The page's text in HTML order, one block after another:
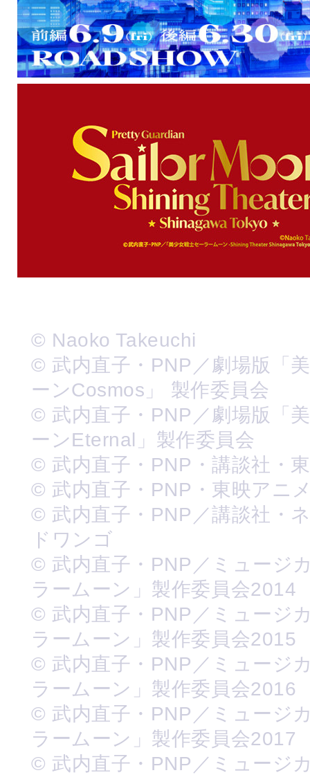
© Naoko Takeuchi
© 武内直子・PNP／劇場版「
ーンCosmos」 製作委員会
© 武内直子・PNP／劇場版「
ーンEternal」製作委員会
© 武内直子・PNP・講談社・
© 武内直子・PNP・東映アニ
© 武内直子・PNP／講談社・
ドワンゴ
© 武内直子・PNP／ミュージ
ラームーン」製作委員会2014
© 武内直子・PNP／ミュージ
ラームーン」製作委員会2015
© 武内直子・PNP／ミュージ
ラームーン」製作委員会2016
© 武内直子・PNP／ミュージ
ラームーン」製作委員会2017
© 武内直子・PNP／ミュージ